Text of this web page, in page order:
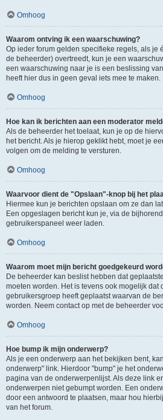
Omhoog
Waarom ontving ik een waarschuwing?
Op ieder forum gelden specifieke regels, als je
de beheerder) overtreedt, kun je een
een waarschuwing naar je is een beslissing
heeft hier dus in geen geval iets mee te maken.
Omhoog
Hoe kan ik berichten aan een moderator
Als de beheerder het toelaat, kun je op de
het bericht. Als je hierop geklikt hebt, moet je
volgen om de melding te versturen.
Omhoog
Waarvoor dient de "Opslaan"-knop bij het
Hiermee kun je berichten opslaan om ze dan
Een opgeslagen bericht kun je, via de
gebruikerspaneel weer laden.
Omhoog
Waarom moet mijn bericht goedgekeurd
De beheerder kan beslist hebben dat
moeten worden. Het is tevens ook mogelijk dat
gebruikersgroep heeft geplaatst waarvan de
worden. Neem contact op met de beheerder
Omhoog
Hoe bump ik mijn onderwerp?
Als je een onderwerp aan het bekijken bent,
onderwerp" link. Hierdoor "bump" je het
pagina van de onderwerpenlijst. Als deze link
onderwerpen niet gebumpt worden. Een
door een antwoord te plaatsen, maar hou
van het forum.